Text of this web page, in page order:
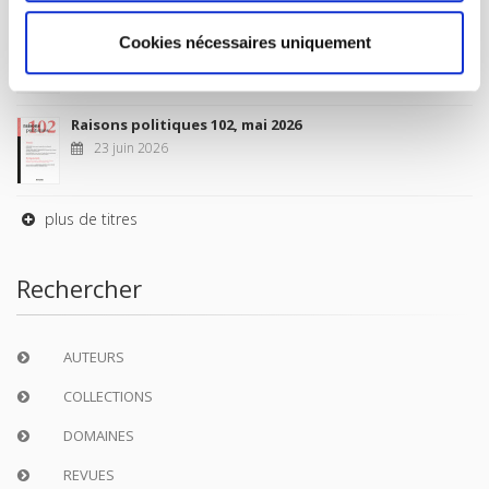
Cookies nécessaires uniquement
Sociétés contemporaines 139, 2025
6 juil. 2026
Raisons politiques 102, mai 2026
23 juin 2026
plus de titres
Rechercher
AUTEURS
COLLECTIONS
DOMAINES
REVUES